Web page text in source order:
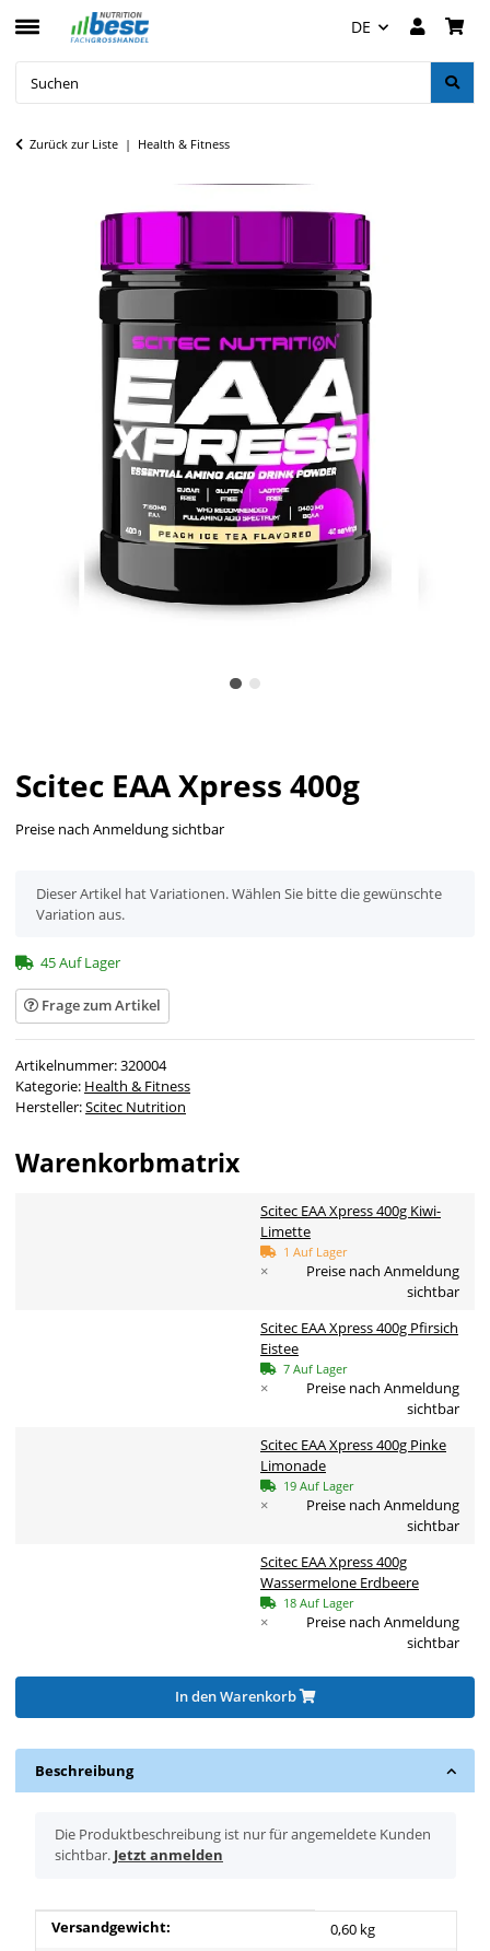
DE
Zurück zur Liste Health & Fitness
Scitec EAA Xpress 400g
Preise nach Anmeldung sichtbar
x
Dieser Artikel hat Variationen. Wählen Sie bitte die gewünschte
Variation aus.
45 Auf Lager
Frage zum Artikel
Artikelnummer:320004
Kategorie: Health & Fitness
Hersteller:Scitec Nutrition
Warenkorbmatrix
Scitec EAA Xpress 400g Kiwi-
Limette
1 Auf Lager
×
Preise nach Anmeldung
sichtbar
Scitec EAA Xpress 400g Pfirsich
Eistee
7 Auf Lager
×
Preise nach Anmeldung
sichtbar
Scitec EAA Xpress 400g Pinke
Limonade
19 Auf Lager
×
Preise nach Anmeldung
sichtbar
Scitec EAA Xpress 400g
Wassermelone Erdbeere
18 Auf Lager
×
Preise nach Anmeldung
sichtbar
In den Warenkorb
Beschreibung
x
Die Produktbeschreibung ist nur für angemeldete Kunden
sichtbar. Jetzt anmelden
Produkteigenschaft
Wert
Versandgewicht:
0,60 kg